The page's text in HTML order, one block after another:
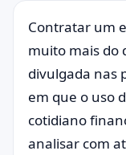
Contratar um
muito mais do
divulgada nas
em que o uso
cotidiano
analisar com